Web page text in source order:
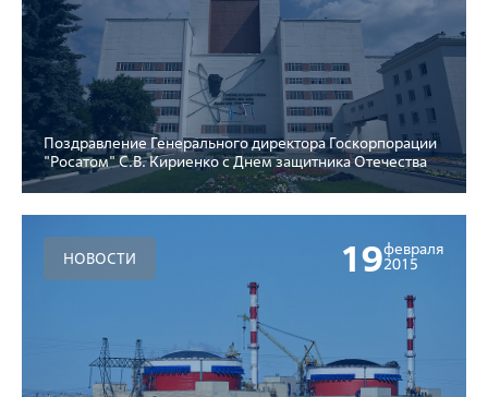
Поздравление Генерального директора Госкорпорации
"Росатом" С.В. Кириенко с Днем защитника Отечества
НОВОСТИ 19февраля
2015